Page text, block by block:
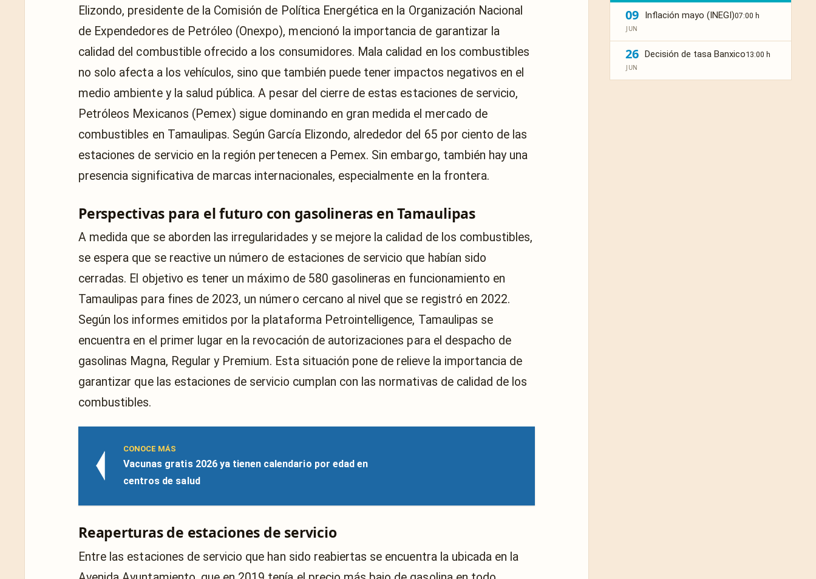
Elizondo, presidente de la Comisión de Política Energética en la Organización Nacional
de Expendedores de Petróleo (Onexpo), mencionó la importancia de garantizar la
calidad del combustible ofrecido a los consumidores. Mala calidad en los combustibles
no solo afecta a los vehículos, sino que también puede tener impactos negativos en el
medio ambiente y la salud pública. A pesar del cierre de estas estaciones de servicio,
Petróleos Mexicanos (Pemex) sigue dominando en gran medida el mercado de
combustibles en Tamaulipas. Según García Elizondo, alrededor del 65 por ciento de las
estaciones de servicio en la región pertenecen a Pemex. Sin embargo, también hay una
presencia significativa de marcas internacionales, especialmente en la frontera.
Perspectivas para el futuro con gasolineras en Tamaulipas
A medida que se aborden las irregularidades y se mejore la calidad de los combustibles,
se espera que se reactive un número de estaciones de servicio que habían sido
cerradas. El objetivo es tener un máximo de 580 gasolineras en funcionamiento en
Tamaulipas para fines de 2023, un número cercano al nivel que se registró en 2022.
Según los informes emitidos por la plataforma Petrointelligence, Tamaulipas se
encuentra en el primer lugar en la revocación de autorizaciones para el despacho de
gasolinas Magna, Regular y Premium. Esta situación pone de relieve la importancia de
garantizar que las estaciones de servicio cumplan con las normativas de calidad de los
combustibles.
CONOCE MÁS
Vacunas gratis 2026 ya tienen calendario por edad en
centros de salud
Reaperturas de estaciones de servicio
Entre las estaciones de servicio que han sido reabiertas se encuentra la ubicada en la
09
JUN
Inflación mayo (INEGI)07:00 h
26
JUN
Decisión de tasa Banxico13:00 h